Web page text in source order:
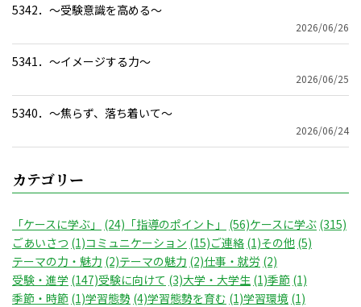
5342．～受験意識を高める〜
2026/06/26
5341．～イメージする力〜
2026/06/25
5340．～焦らず、落ち着いて〜
2026/06/24
カテゴリー
「ケースに学ぶ」 (24) 「指導のポイント」 (56)ケースに学ぶ (315)
ごあいさつ (1)コミュニケーション (15)ご連絡 (1)その他 (5)
テーマの力・魅力 (2)テーマの魅力 (2)仕事・就労 (2)
受験・進学 (147)受験に向けて (3)大学・大学生 (1)季節 (1)
季節・時節 (1)学習態勢 (4)学習態勢を育む (1)学習環境 (1)